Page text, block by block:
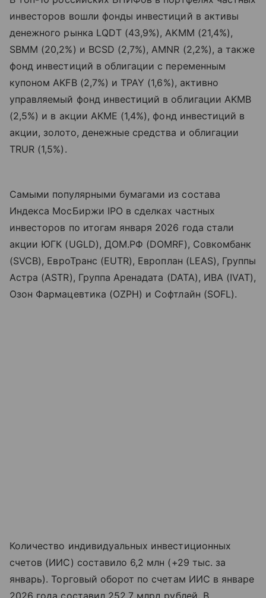
инвесторов вошли фонды инвестиций в активы
денежного рынка LQDT (43,9%), AKMM (21,4%),
SBMM (20,2%) и BCSD (2,7%), AMNR (2,2%), а также
фонд инвестиций в облигации с переменным
купономAKFB(2,7%) и TPAY (1,6%), активно
управляемый фонд инвестиций в облигации AKMB
(2,5%) и в акции AKME (1,4%), фонд инвестиций в
акции, золото, денежные средства и облигации
TRUR (1,5%).
Самыми популярными бумагами из состава
Индекса МосБиржи IPO в сделках частных
инвесторов по итогам января 2026 года стали
акции ЮГК (UGLD), ДОМ.РФ (DOMRF), Совкомбанк
(SVCB), ЕвроТранс (EUTR), Европлан (LEAS), Группы
Астра (ASTR), Группа Аренадата (DATA), ИВА (IVAT),
Озон Фармацевтика (OZPH) и Софтлайн (SOFL).
Количество индивидуальных инвестиционных
счетов (ИИС) составило 6,2 млн (+29 тыс. за
январь). Торговый оборот по счетам ИИС в январе